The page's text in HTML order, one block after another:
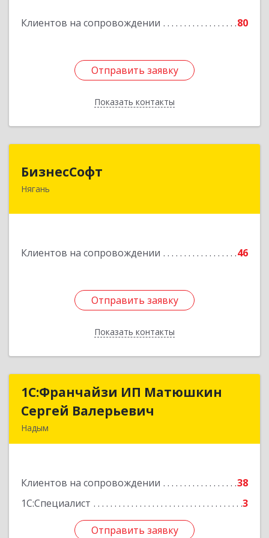
Клиентов на сопровождении 80
Отправить заявку
Показать контакты
Отправить заявку
Назад
БизнесСофт
Нягань
Клиентов на сопровождении 46
Отправить заявку
Показать контакты
628181, Ханты-Мансийский Автономный округ
Отправить заявку
Назад
1С:Франчайзи ИП Матюшкин
Сергей Валерьевич
Надым
Клиентов на сопровождении
38
1С:Специалист
3
Отправить заявку
1С:Франчайзи ИП Матюшкин
Сергей Валерьевич
Подробнее
Отправить заявку